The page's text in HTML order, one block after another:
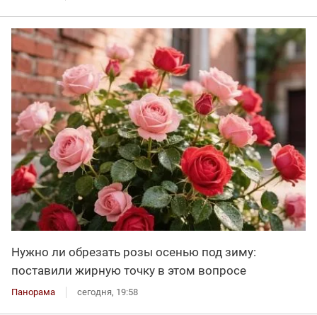
Нужно ли обрезать розы осенью под зиму:
поставили жирную точку в этом вопросе
Панорама сегодня, 19:58